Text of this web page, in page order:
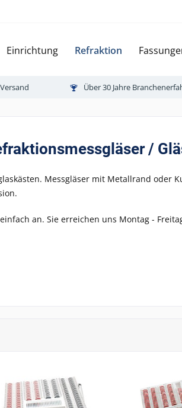
Einrichtung Refraktion
Über 30 Jahre
/
Messgläser mit Metallrand oder
an. Sie erreichen uns Montag -